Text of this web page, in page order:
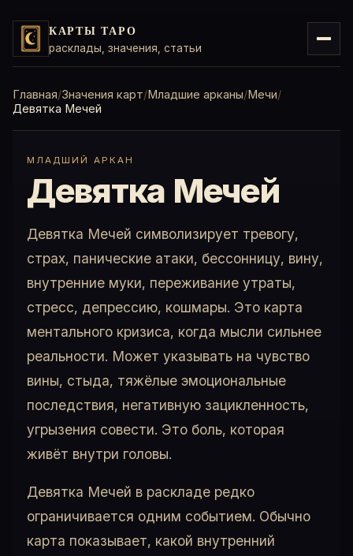
КАРТЫ ТАРО
расклады, значения, статьи
Главная Значения карт Младшие арканы Мечи
Девятка Мечей
МЛАДШИЙ АРКАН
Девятка Мечей
Девятка Мечей символизирует тревогу,
страх, панические атаки, бессонницу, вину,
внутренние муки, переживание утраты,
стресс, депрессию, кошмары. Это карта
ментального кризиса, когда мысли сильнее
реальности. Может указывать на чувство
вины, стыда, тяжёлые эмоциональные
последствия, негативную зацикленность,
угрызения совести. Это боль, которая
живёт внутри головы.
Девятка Мечей в раскладе редко
ограничивается одним событием. Обычно
карта показывает, какой внутренний